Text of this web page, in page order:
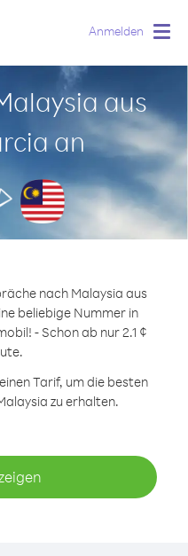
Anmelden
aus
an
nach Malaysia aus
beliebige Nummer in
- Schon ab nur 2.1 ¢
Tarif, um die besten
zu erhalten.